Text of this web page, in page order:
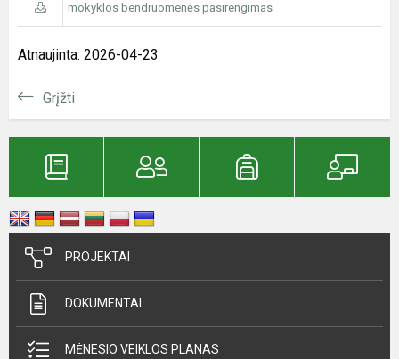
mokyklos bendruomenės pasirengimas
Atnaujinta: 2026-04-23
Grįžti
PROJEKTAI
DOKUMENTAI
MĖNESIO VEIKLOS PLANAS